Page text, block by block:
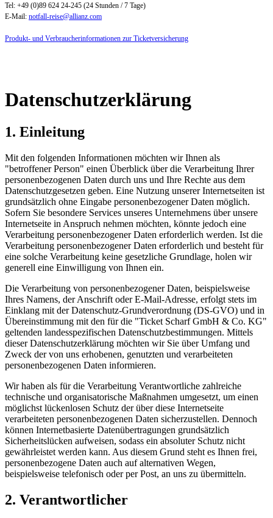
Tel: +49 (0)89 624 24-245 (24 Stunden / 7 Tage)
E-Mail: notfall-reise@allianz.com
Produkt- und Verbraucherinformationen zur Ticketversicherung
Datenschutzerklärung
1. Einleitung
Mit den folgenden Informationen möchten wir Ihnen als
"betroffener Person" einen Überblick über die Verarbeitung Ihrer
personenbezogenen Daten durch uns und Ihre Rechte aus dem
Datenschutzgesetzen geben. Eine Nutzung unserer Internetseiten ist
grundsätzlich ohne Eingabe personenbezogener Daten möglich.
Sofern Sie besondere Services unseres Unternehmens über unsere
Internetseite in Anspruch nehmen möchten, könnte jedoch eine
Verarbeitung personenbezogener Daten erforderlich werden. Ist die
Verarbeitung personenbezogener Daten erforderlich und besteht für
eine solche Verarbeitung keine gesetzliche Grundlage, holen wir
generell eine Einwilligung von Ihnen ein.
Die Verarbeitung von personenbezogener Daten, beispielsweise
Ihres Namens, der Anschrift oder E-Mail-Adresse, erfolgt stets im
Einklang mit der Datenschutz-Grundverordnung (DS-GVO) und in
Übereinstimmung mit den für die "Ticket Scharf GmbH & Co. KG"
geltenden landesspezifischen Datenschutzbestimmungen. Mittels
dieser Datenschutzerklärung möchten wir Sie über Umfang und
Zweck der von uns erhobenen, genutzten und verarbeiteten
personenbezogenen Daten informieren.
Wir haben als für die Verarbeitung Verantwortliche zahlreiche
technische und organisatorische Maßnahmen umgesetzt, um einen
möglichst lückenlosen Schutz der über diese Internetseite
verarbeiteten personenbezogenen Daten sicherzustellen. Dennoch
können Internetbasierte Datenübertragungen grundsätzlich
Sicherheitslücken aufweisen, sodass ein absoluter Schutz nicht
gewährleistet werden kann. Aus diesem Grund steht es Ihnen frei,
personenbezogene Daten auch auf alternativen Wegen,
beispielsweise telefonisch oder per Post, an uns zu übermitteln.
2. Verantwortlicher